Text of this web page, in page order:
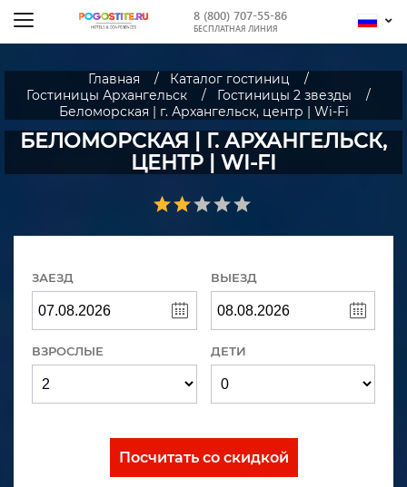
8 (800) 707-55-86
БЕСПЛАТНАЯ ЛИНИЯ
Главная
Каталог гостиниц
Гостиницы Архангельск
Гостиницы 2 звезды
Беломорская | г. Архангельск, центр | Wi-Fi
БЕЛОМОРСКАЯ | Г. АРХАНГЕЛЬСК,
ЦЕНТР | WI-FI
ЗАЕЗД ВЫЕЗД
ВЗРОСЛЫЕ ДЕТИ
Посчитать со скидкой